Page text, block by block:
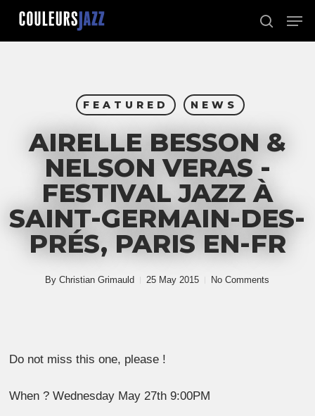
Skip
main
search
FEATURED NEWS
AIRELLE BESSON &
NELSON VERAS -
FESTIVAL JAZZ À
SAINT-GERMAIN-DES-
PRÉS, PARIS EN-FR
By Christian Grimauld 25 May 2015 No Comments
Do not miss this one, please !
When ? Wednesday May 27th 9:00PM
Close